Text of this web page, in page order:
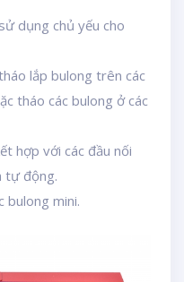
dụng chủ yếu cho
lắp bulong trên các
tháo các bulong ở các
hợp với các đầu nối
tự động.
bulong mini.